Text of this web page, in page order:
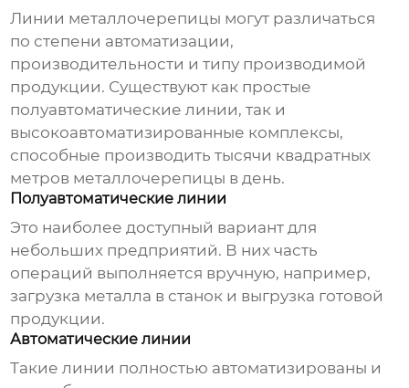
Линии металлочерепицы могут различаться
по степени автоматизации,
производительности и типу производимой
продукции. Существуют как простые
полуавтоматические линии, так и
высокоавтоматизированные комплексы,
способные производить тысячи квадратных
метров металлочерепицы в день.
Полуавтоматические линии
Это наиболее доступный вариант для
небольших предприятий. В них часть
операций выполняется вручную, например,
загрузка металла в станок и выгрузка готовой
продукции.
Автоматические линии
Такие линии полностью автоматизированы и